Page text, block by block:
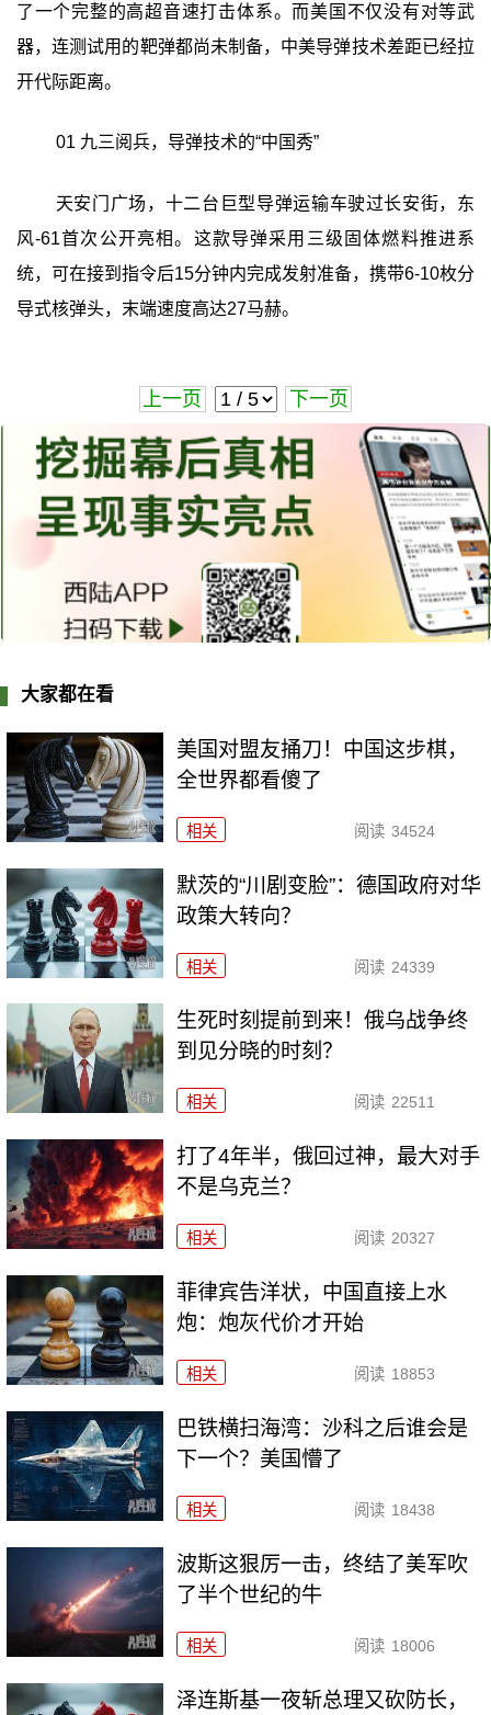
了一个完整的高超音速打击体系。而美国不仅没有对等武
器，连测试用的靶弹都尚未制备，中美导弹技术差距已经拉
开代际距离。
01 九三阅兵，导弹技术的“中国秀”
天安门广场，十二台巨型导弹运输车驶过长安街，东
风-61首次公开亮相。这款导弹采用三级固体燃料推进系
统，可在接到指令后15分钟内完成发射准备，携带6-10枚分
导式核弹头，末端速度高达27马赫。
上一页 下一页
大家都在看
美国对盟友捅刀！中国这步棋，
全世界都看傻了
相关 阅读 34524
默茨的“川剧变脸”：德国政府对华
政策大转向？
相关 阅读 24339
生死时刻提前到来！俄乌战争终
到见分晓的时刻？
相关 阅读 22511
打了4年半，俄回过神，最大对手
不是乌克兰？
相关 阅读 20327
菲律宾告洋状，中国直接上水
炮：炮灰代价才开始
相关 阅读 18853
巴铁横扫海湾：沙科之后谁会是
下一个？美国懵了
相关 阅读 18438
波斯这狠厉一击，终结了美军吹
了半个世纪的牛
相关 阅读 18006
泽连斯基一夜斩总理又砍防长，